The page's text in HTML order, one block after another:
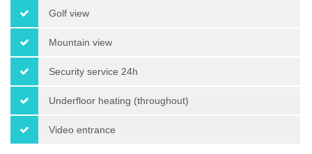
Golf view
Mountain view
Security service 24h
Underfloor heating (throughout)
Video entrance